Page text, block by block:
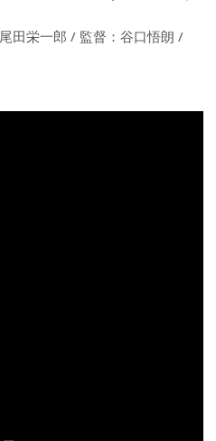
田栄一郎 / 監督：谷口悟朗 /